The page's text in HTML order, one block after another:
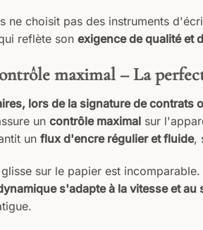
ne choisit pas des instruments
reflète son exigence de qualité et
maximal – La
lors de la signature de contrats
un contrôle maximal sur
un flux d'encre régulier et fluide,
sur le papier est
s'adapte à la vitesse et au